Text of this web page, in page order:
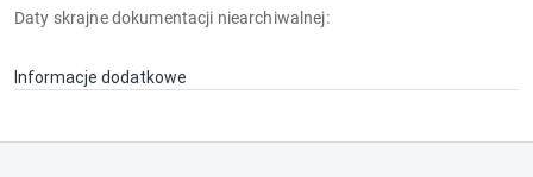
Daty skrajne dokumentacji niearchiwalnej:
Informacje dodatkowe